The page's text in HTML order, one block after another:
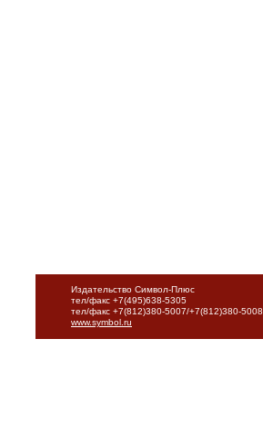
Издательство Символ-Плюс
тел/факс +7(495)638-5305
тел/факс +7(812)380-5007/+7(812)380-5008
www.symbol.ru